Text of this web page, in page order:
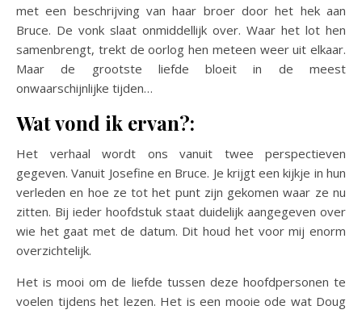
met een beschrijving van haar broer door het hek aan
Bruce. De vonk slaat onmiddellijk over. Waar het lot hen
samenbrengt, trekt de oorlog hen meteen weer uit elkaar.
Maar de grootste liefde bloeit in de meest
onwaarschijnlijke tijden…
Wat vond ik ervan?:
Het verhaal wordt ons vanuit twee perspectieven
gegeven. Vanuit Josefine en Bruce. Je krijgt een kijkje in hun
verleden en hoe ze tot het punt zijn gekomen waar ze nu
zitten. Bij ieder hoofdstuk staat duidelijk aangegeven over
wie het gaat met de datum. Dit houd het voor mij enorm
overzichtelijk.
Het is mooi om de liefde tussen deze hoofdpersonen te
voelen tijdens het lezen. Het is een mooie ode wat Doug